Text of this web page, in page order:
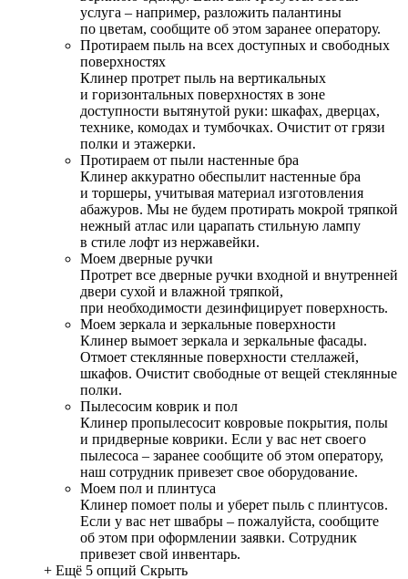
услуга – например, разложить палантины
по цветам, сообщите об этом заранее оператору.
Протираем пыль на всех доступных и свободных
поверхностях
Клинер протрет пыль на вертикальных
и горизонтальных поверхностях в зоне
доступности вытянутой руки: шкафах, дверцах,
технике, комодах и тумбочках. Очистит от грязи
полки и этажерки.
Протираем от пыли настенные бра
Клинер аккуратно обеспылит настенные бра
и торшеры, учитывая материал изготовления
абажуров. Мы не будем протирать мокрой тряпкой
нежный атлас или царапать стильную лампу
в стиле лофт из нержавейки.
Моем дверные ручки
Протрет все дверные ручки входной и внутренней
двери сухой и влажной тряпкой,
при необходимости дезинфицирует поверхность.
Моем зеркала и зеркальные поверхности
Клинер вымоет зеркала и зеркальные фасады.
Отмоет стеклянные поверхности стеллажей,
шкафов. Очистит свободные от вещей стеклянные
полки.
Пылесосим коврик и пол
Клинер пропылесосит ковровые покрытия, полы
и придверные коврики. Если у вас нет своего
пылесоса – заранее сообщите об этом оператору,
наш сотрудник привезет свое оборудование.
Моем пол и плинтуса
Клинер помоет полы и уберет пыль с плинтусов.
Если у вас нет швабры – пожалуйста, сообщите
об этом при оформлении заявки. Сотрудник
привезет свой инвентарь.
+ Ещё 5 опций Скрыть